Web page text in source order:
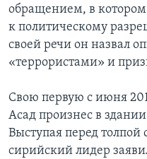
обращением, в котором
к политическому
своей речи он назвал
«террористами» и
Свою первую с июня
Асад произнес в
Выступая перед толпой
сирийский лидер